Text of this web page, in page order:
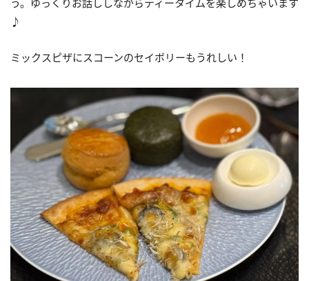
♪
ミックスピザにスコーンのセイボリーもうれしい！